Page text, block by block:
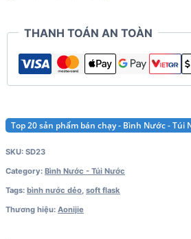
THANH TOÁN AN TOÀN
Top 20 sản phẩm bán chạy - Bình Nước - Túi
SKU: SD23
Category: Bình Nước - Túi Nước
Tags: bình nước dẻo soft flask
Thương hiệu: Aonijie